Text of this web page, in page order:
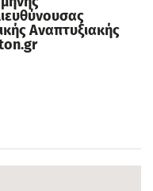
Αναπτυξιακής